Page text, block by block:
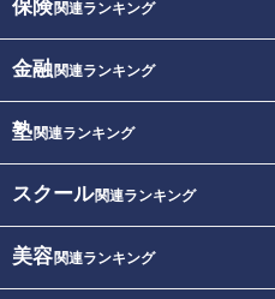
保険関連ランキング
金融関連ランキング
塾関連ランキング
スクール関連ランキング
美容関連ランキング